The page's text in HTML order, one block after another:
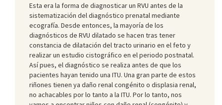
Esta era la forma de diagnosticar un RVU antes de la
sistematización del diagnóstico prenatal mediante
ecografía. Desde entonces, la mayoría de los
diagnósticos de RVU dilatado se hacen tras tener
constancia de dilatación del tracto urinario en el feto y
realizar un estudio cistográfico en el periodo postnatal.
Así pues, el diagnóstico se realiza antes de que los
pacientes hayan tenido una ITU. Una gran parte de estos
riñones tienen ya daño renal congénito o displasia renal,
no achacables por lo tanto a la ITU. Por lo tanto, nos